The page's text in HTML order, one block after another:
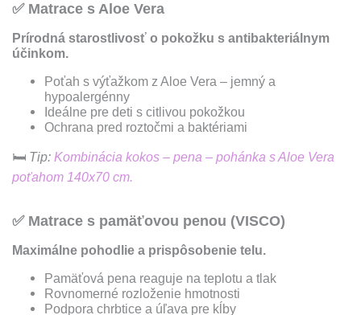
✅Matrace s Aloe Vera
Prírodná starostlivosť o pokožku s antibakteriálnym
účinkom.
Poťah s výťažkom z Aloe Vera – jemný a
hypoalergénny
Ideálne pre deti s citlivou pokožkou
Ochrana pred roztočmi a baktériami
🛏 Tip: Kombinácia kokos – pena – pohánka s Aloe Vera
poťahom 140x70 cm.
✅Matrace s pamäťovou penou (VISCO)
Maximálne pohodlie a prispôsobenie telu.
Pamäťová pena reaguje na teplotu a tlak
Rovnomerné rozloženie hmotnosti
Podpora chrbtice a úľava pre kĺby